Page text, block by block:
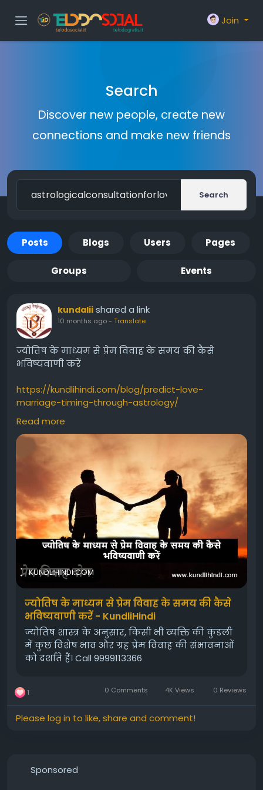
Join
Search
Discover new people, create new
connections and make new friends
Search
Posts Blogs Users Pages
Groups Events
kundalii shared a link
10 months ago- Translate
ज्योतिष के माध्यम से प्रेम विवाह के समय की कैसे
भविष्यवाणी करें
https://kundlihindi.com/blog/predict-love-
marriage-timing-through-astrology/
Predict Love Marriage Timing Through Astrology
#lovemarriageastrology
#lovemarriageprediction
#kundlimainpremvivahkeyog
#lovemarriageasperbirthchart
#loveorarrangemarriage
#remediesforlovemarriage
#astrologicalconsultationforlovemarriage
#lovemarriag#love
Read more
KUNDLIHINDI.COM
ज्योतिष के माध्यम से प्रेम विवाह के समय की कैसे
भविष्यवाणी करें - KundliHindi
ज्योतिष शास्त्र के अनुसार, किसी भी व्यक्ति की कुंडली
में कुछ विशेष भाव और ग्रह प्रेम विवाह की संभावनाओं
को दर्शाते हैं। Call 9999113366
1 0 Comments 4K Views 0 Reviews
Please log in to like, share and comment!
Sponsored